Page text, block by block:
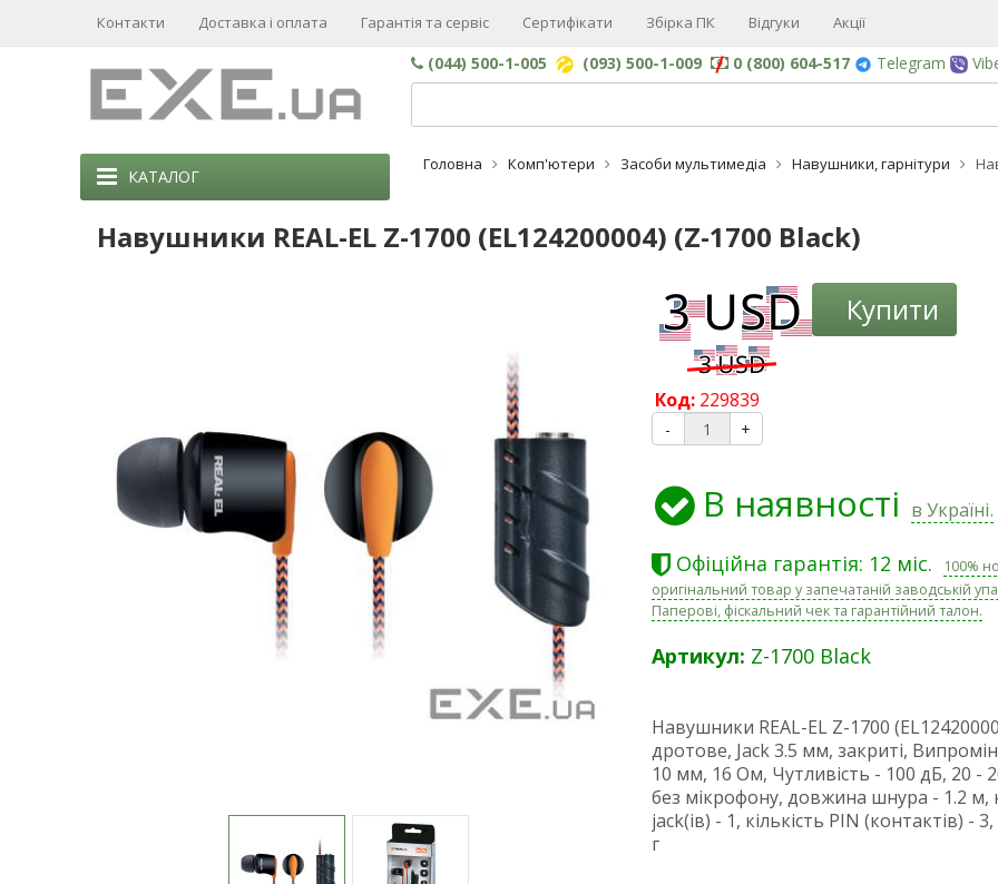
Контакти Доставка і оплата Гарантія та сервіс Сертифікати Збірка ПК Відгуки Акції
(044) 500-1-005 (093) 500-1-009 0 (800) 604-517 Telegram
Головна Комп'ютери Засоби мультимедіа Навушники, гарнітури
Навушники REAL-EL Z-1700 (EL124200004) (Z-1700 Black)
Купити
Код: 229839
- +
В наявності в Україні.
Офіційна гарантія: 12 міс.
100%
оригінальний товар у запечатаній заводській
Паперові, фіскальний чек та гарантійний талон.
Артикул: Z-1700 Black
Навушники REAL-EL Z-1700
дротове, Jack 3.5 мм, закриті,
10 мм, 16 Ом, Чутливість - 100 дБ, 20 -
без мікрофону, довжина шнура - 1.2 м,
jack(ів) - 1, кількість PIN (контактів) -
г
КАТАЛОГ